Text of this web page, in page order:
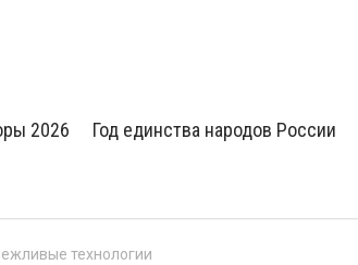
2026 Год единства народов России
технологии